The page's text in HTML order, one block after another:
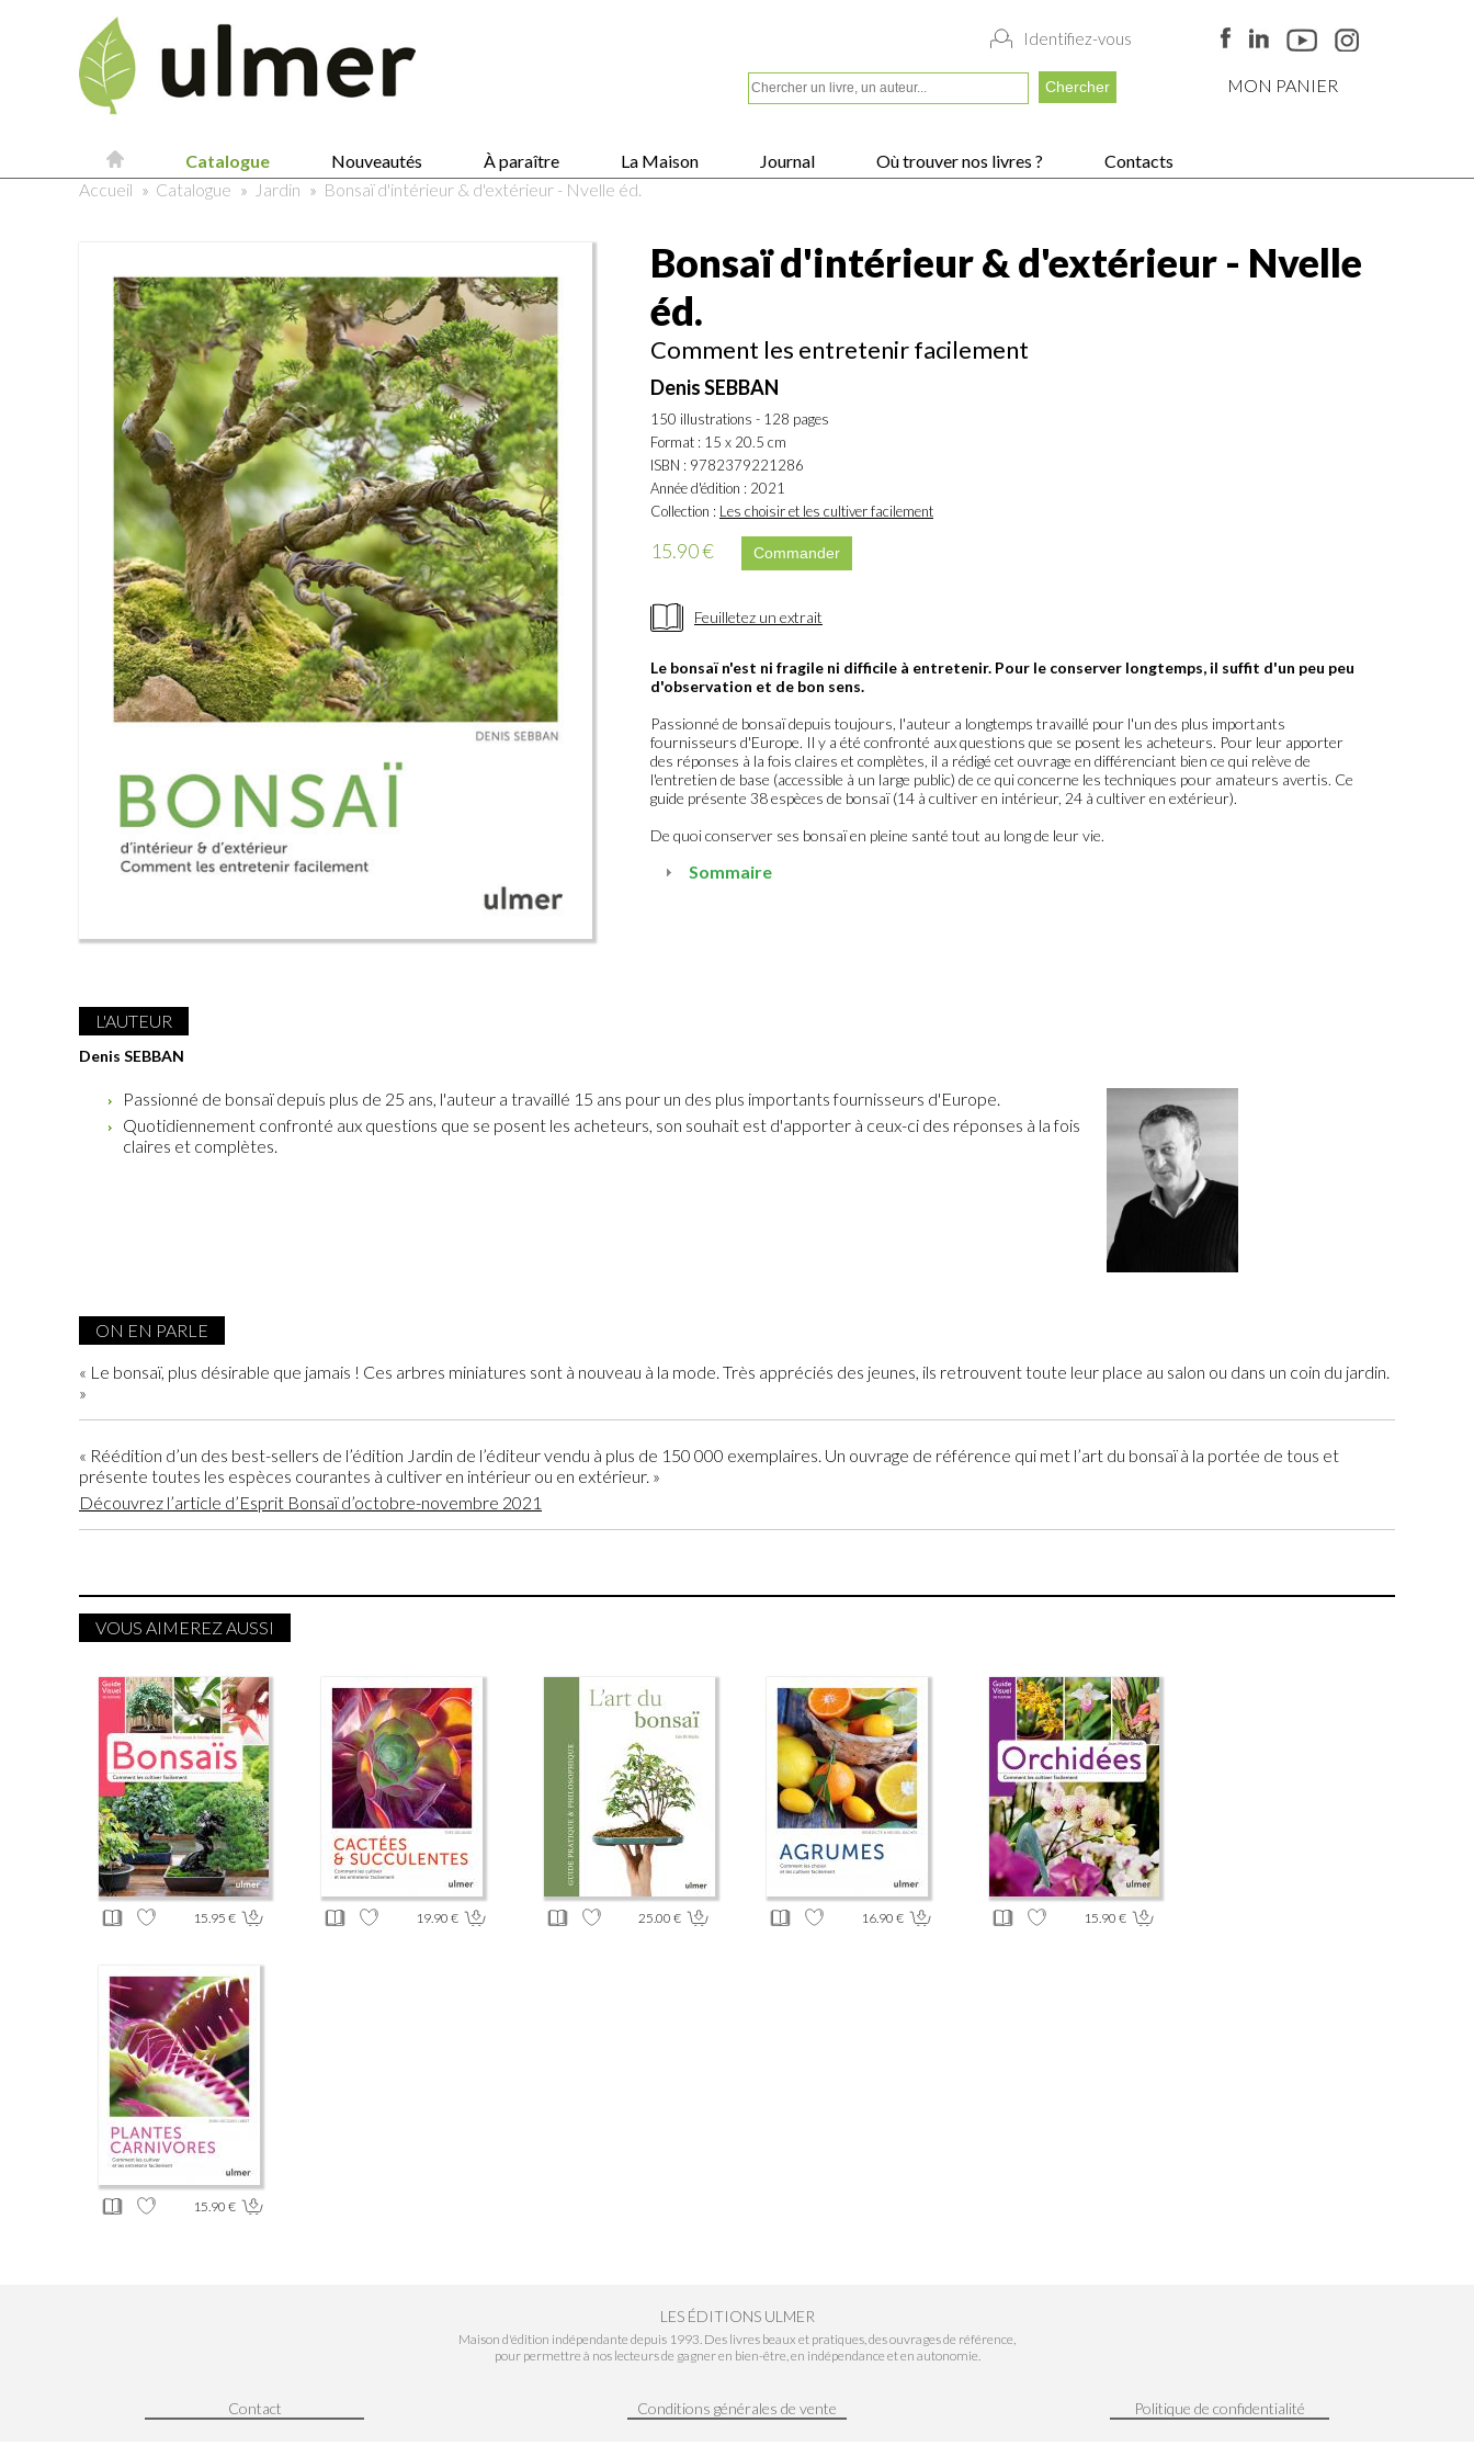
Identifiez-vous
MON PANIER
Catalogue Nouveautés À paraître La Maison Journal Où trouver nos livres ?
Contacts
Accueil » Catalogue » Jardin » Bonsaï d'intérieur & d'extérieur - Nvelle éd.
Bonsaï d'intérieur & d'extérieur - Nvelle
éd.
Comment les entretenir facilement
Denis SEBBAN
150 illustrations - 128 pages
Format : 15 x 20.5 cm
ISBN : 9782379221286
Année d'édition : 2021
Collection : Les choisir et les cultiver facilement
15.90 €
Feuilletez un extrait
Le bonsaï n'est ni fragile ni difficile à entretenir. Pour le conserver longtemps, il suffit d'un peu peu
d'observation et de bon sens.
Passionné de bonsaï depuis toujours, l'auteur a longtemps travaillé pour l'un des plus importants
fournisseurs d'Europe. Il y a été confronté aux questions que se posent les acheteurs. Pour leur apporter
des réponses à la fois claires et complètes, il a rédigé cet ouvrage en différenciant bien ce qui relève de
l'entretien de base (accessible à un large public) de ce qui concerne les techniques pour amateurs avertis. Ce
guide présente 38 espèces de bonsaï (14 à cultiver en intérieur, 24 à cultiver en extérieur).
De quoi conserver ses bonsaï en pleine santé tout au long de leur vie.
Sommaire
L'AUTEUR
Denis SEBBAN
Passionné de bonsaï depuis plus de 25 ans, l'auteur a travaillé 15 ans pour un des plus importants fournisseurs d'Europe.
Quotidiennement confronté aux questions que se posent les acheteurs, son souhait est d'apporter à ceux-ci des réponses à la fois
claires et complètes.
ON EN PARLE
« Le bonsaï, plus désirable que jamais ! Ces arbres miniatures sont à nouveau à la mode. Très appréciés des jeunes, ils retrouvent toute leur place au salon ou dans un coin du jardin.
»
« Réédition d’un des best-sellers de l’édition Jardin de l’éditeur vendu à plus de 150 000 exemplaires. Un ouvrage de référence qui met l’art du bonsaï à la portée de tous et
présente toutes les espèces courantes à cultiver en intérieur ou en extérieur. »
Découvrez l’article d’Esprit Bonsaï d’octobre-novembre 2021
VOUS AIMEREZ AUSSI
15.95 € 19.90 € 25.00 € 16.90 € 15.90 €
15.90 €
LES ÉDITIONS ULMER
Maison d'édition indépendante depuis 1993. Des livres beaux et pratiques, des ouvrages de référence,
pour permettre à nos lecteurs de gagner en bien-être, en indépendance et en autonomie.
Contact Conditions générales de vente Politique de confidentialité